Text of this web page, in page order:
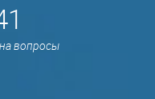
вопросы